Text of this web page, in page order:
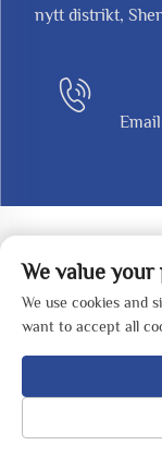
nytt distrikt,
HJEM
We value
We use cookies and
want to accept all